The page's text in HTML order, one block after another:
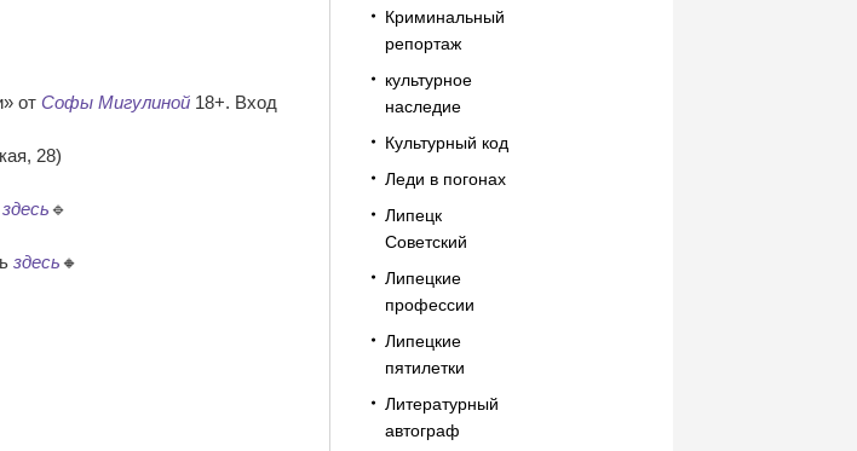
от Софы Мигулиной 18+. Вход
28)
здесь🔹
здесь🔸
Криминальный
репортаж
культурное
наследие
Культурный код
Леди в погонах
Липецк
Советский
Липецкие
профессии
Липецкие
пятилетки
Литературный
автограф